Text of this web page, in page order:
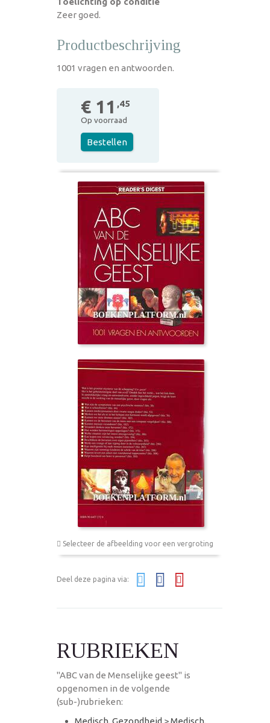
Zeer goed.
Productbeschrijving
1001 vragen en antwoorden.
€ 11 ,45
Op voorraad
Bestellen
Selecteer de afbeelding voor een vergroting
Deel deze pagina via:
RUBRIEKEN
"ABC van de Menselijke geest" is
opgenomen in de volgende
(sub-)rubrieken:
Medisch, Gezondheid >Medisch,